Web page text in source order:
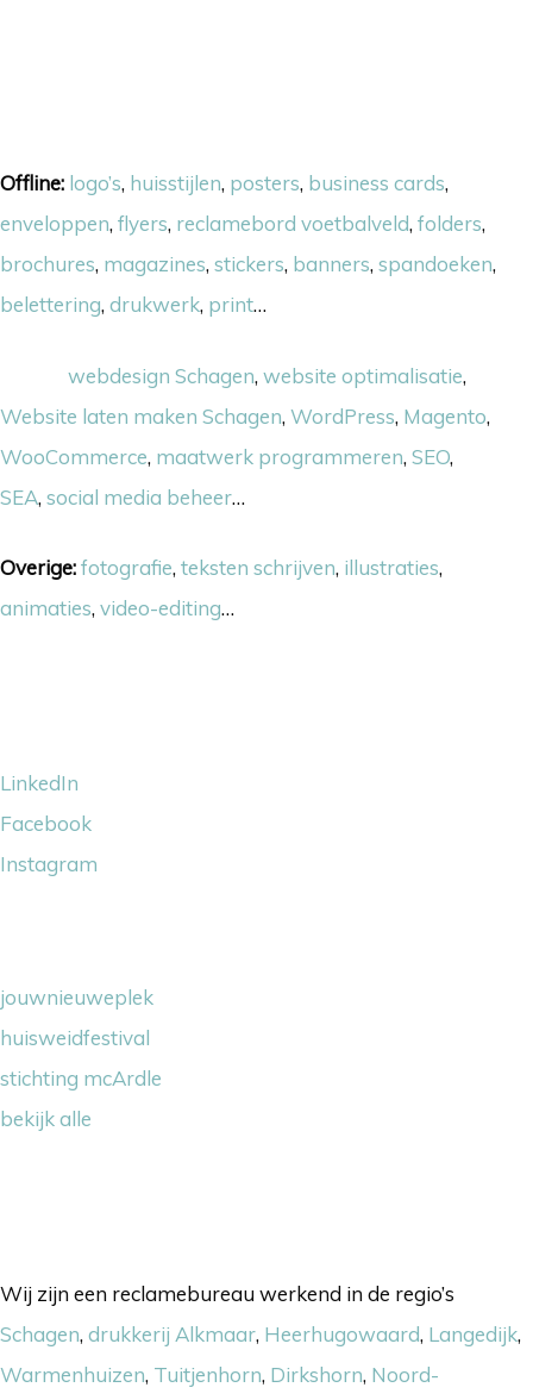
Offline: logo’s, huisstijlen, posters, business cards,
enveloppen, flyers, reclamebord voetbalveld, folders,
brochures, magazines, stickers, banners, spandoeken,
belettering, drukwerk, print…
webdesign Schagen, website optimalisatie,
Website laten maken Schagen, WordPress, Magento,
WooCommerce, maatwerk programmeren, SEO,
SEA, social media beheer…
Overige:fotografie, teksten schrijven, illustraties,
animaties, video-editing…
LinkedIn
Facebook
Instagram
jouwnieuweplek
huisweidfestival
stichting mcArdle
bekijk alle
Wij zijn een reclamebureau werkend in de regio’s
Schagen, drukkerij Alkmaar, Heerhugowaard, Langedijk,
Warmenhuizen, Tuitjenhorn, Dirkshorn, Noord-